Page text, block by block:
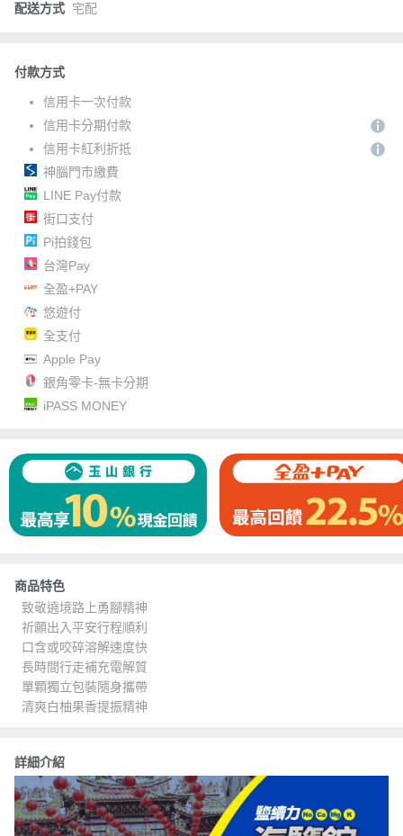
配送方式 宅配
付款方式
信用卡一次付款
信用卡分期付款
信用卡紅利折抵
神腦門市繳費
LINE Pay付款
街口支付
Pi拍錢包
台灣Pay
全盈+PAY
悠遊付
全支付
Apple Pay
銀角零卡-無卡分期
iPASS MONEY
商品特色
致敬遶境路上勇腳精神
祈願出入平安行程順利
口含或咬碎溶解速度快
長時間行走補充電解質
單顆獨立包裝隨身攜帶
清爽白柚果香提振精神
詳細介紹